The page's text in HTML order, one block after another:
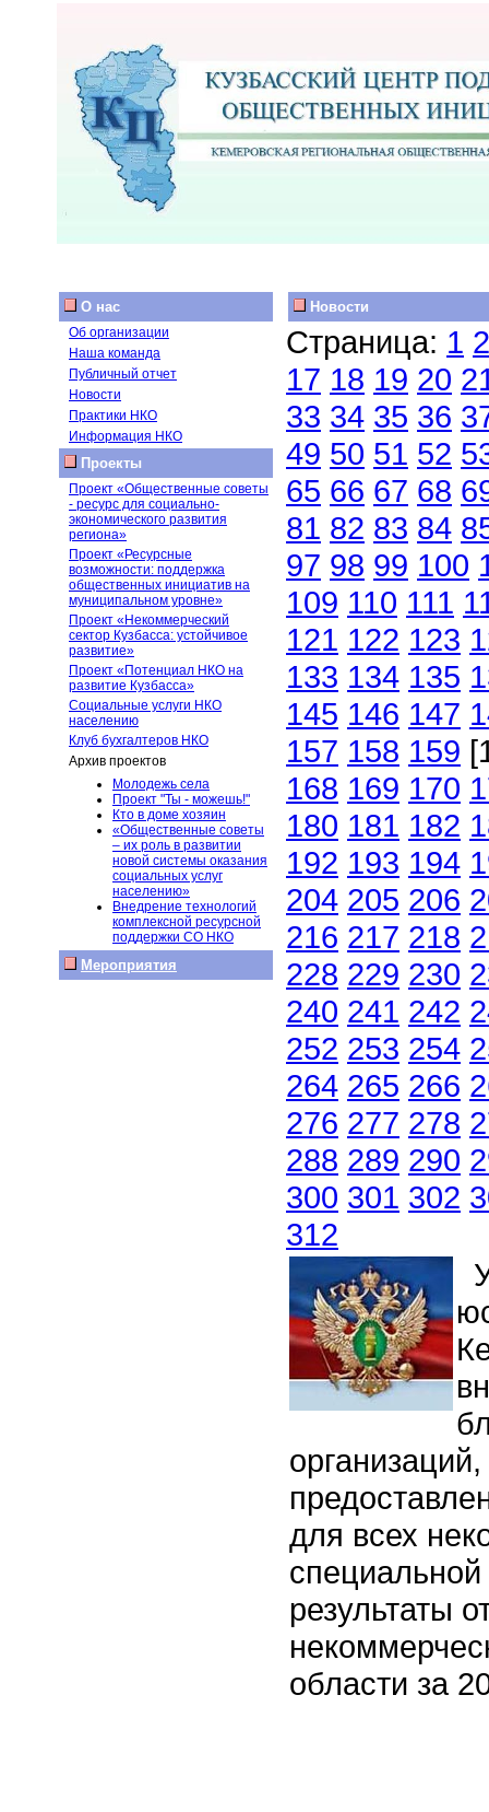
О нас
Об организации
Наша команда
Публичный отчет
Новости
Практики НКО
Информация НКО
Проекты
Проект «Общественные советы
- ресурс для социально-
экономического развития
региона»
Проект «Ресурсные
возможности: поддержка
общественных инициатив на
муниципальном уровне»
Проект «Некоммерческий
сектор Кузбасса: устойчивое
развитие»
Проект «Потенциал НКО на
развитие Кузбасса»
Социальные услуги НКО
населению
Клуб бухгалтеров НКО
Архив проектов
Молодежь села
Проект "Ты - можешь!"
Кто в доме хозяин
«Общественные советы
– их роль в развитии
новой системы оказания
социальных услуг
населению»
Внедрение технологий
комплексной ресурсной
поддержки СО НКО
Мероприятия
Новости
Страница: 1 2
17 18 19 20
33 34 35 36
49 50 51 52
65 66 67 68
81 82 83 84
97 98 99 100
109 110 111
121 122 123
133 134 135
145 146 147
157 158 159
168 169 170
180 181 182
192 193 194
204 205 206
216 217 218
228 229 230
240 241 242
252 253 254
264 265 266
276 277 278
288 289 290
300 301 302
312
для всех
результаты
области за